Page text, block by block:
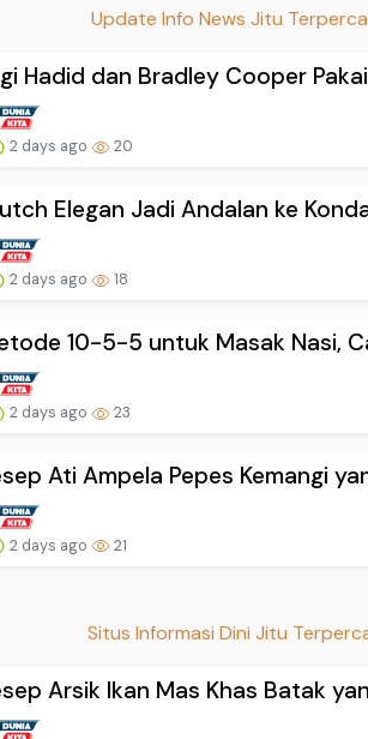
Update Info News Jitu
Hadid dan Bradley Cooper
2 days ago 20
Elegan Jadi Andalan ke
2 days ago 18
10-5-5 untuk Masak Nasi,
2 days ago 23
Ati Ampela Pepes Kemangi
2 days ago 21
Situs Informasi Dini Jitu
Arsik Ikan Mas Khas Batak